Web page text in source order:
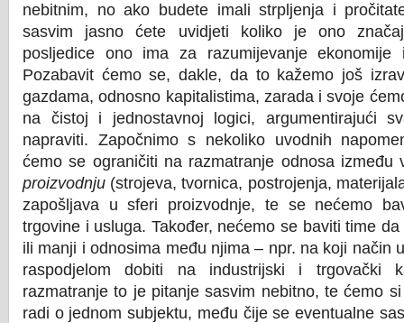
nebitnim, no ako budete imali strpljenja i
sasvim jasno ćete uvidjeti koliko je ono
posljedice ono ima za razumijevanje ekonomije
Pozabavit ćemo se, dakle, da to kažemo još
gazdama, odnosno kapitalistima, zarada i svoje
na čistoj i jednostavnoj logici, argumentirajući
napraviti. Započnimo s nekoliko uvodnih
ćemo se ograničiti na razmatranje odnosa između
proizvodnju (strojeva, tvornica, postrojenja,
zapošljava u sferi proizvodnje, te se nećemo
trgovine i usluga. Također, nećemo se baviti time
ili manji i odnosima među njima – npr. na koji način
raspodjelom dobiti na industrijski i trgovački
razmatranje to je pitanje sasvim nebitno, te ćemo
radi o jednom subjektu, među čije se eventualne